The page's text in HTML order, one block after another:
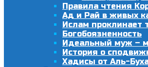
Правила чтения
Ад и Рай в живых
Ислам проклинает
Богобоязненность
Идеальный муж –
История о
Хадисы от Аль-